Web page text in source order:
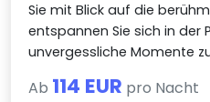
Sie mit Blick auf die
entspannen Sie sich in
unvergessliche Momente
Ab 114 EUR pro Nacht